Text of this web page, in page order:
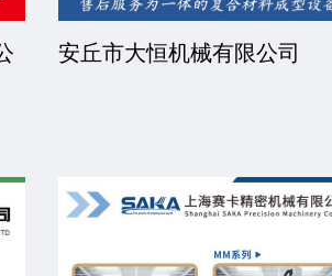
北京中远恒达涂装设备有限公